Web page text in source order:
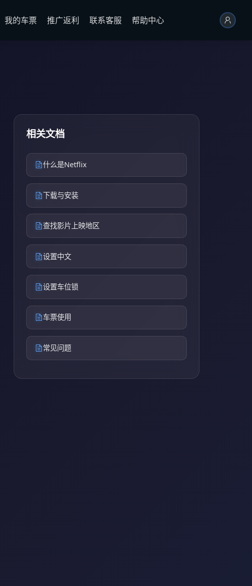
我的车票 推广返利 联系客服 帮助中心
相关文档
什么是Netflix
下载与安装
查找影片上映地区
设置中文
设置车位锁
车票使用
常见问题